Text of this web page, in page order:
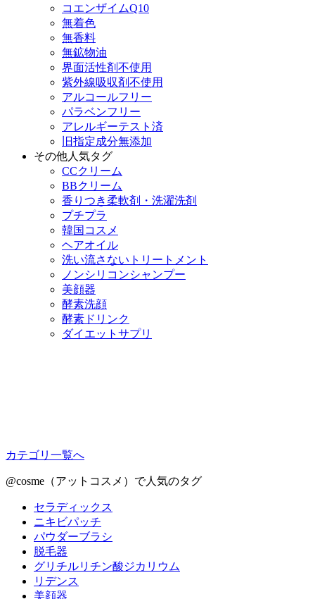
コエンザイムQ10
無着色
無香料
無鉱物油
界面活性剤不使用
紫外線吸収剤不使用
アルコールフリー
パラベンフリー
アレルギーテスト済
旧指定成分無添加
その他人気タグ
CCクリーム
BBクリーム
香りつき柔軟剤・洗濯洗剤
プチプラ
韓国コスメ
ヘアオイル
洗い流さないトリートメント
ノンシリコンシャンプー
美顔器
酵素洗顔
酵素ドリンク
ダイエットサプリ
カテゴリ一覧へ
@cosme（アットコスメ）で人気のタグ
セラディックス
ニキビパッチ
パウダーブラシ
脱毛器
グリチルリチン酸ジカリウム
リデンス
美顔器